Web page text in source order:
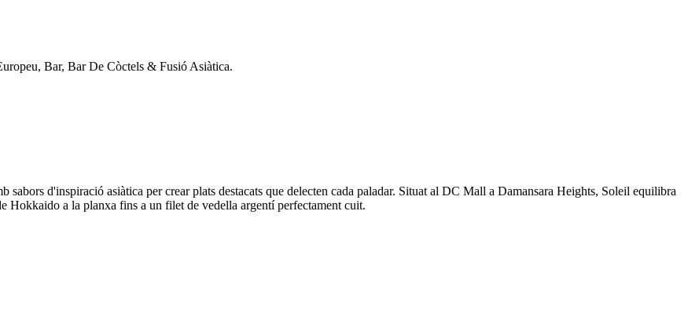
Bar, Bar De Còctels & Fusió Asiàtica.
sabors d'inspiració asiàtica per crear plats destacats que delecten cada paladar. Situat al DC Mall a Damansara Heights, Soleil equilibra
Hokkaido a la planxa fins a un filet de vedella argentí perfectament cuit.